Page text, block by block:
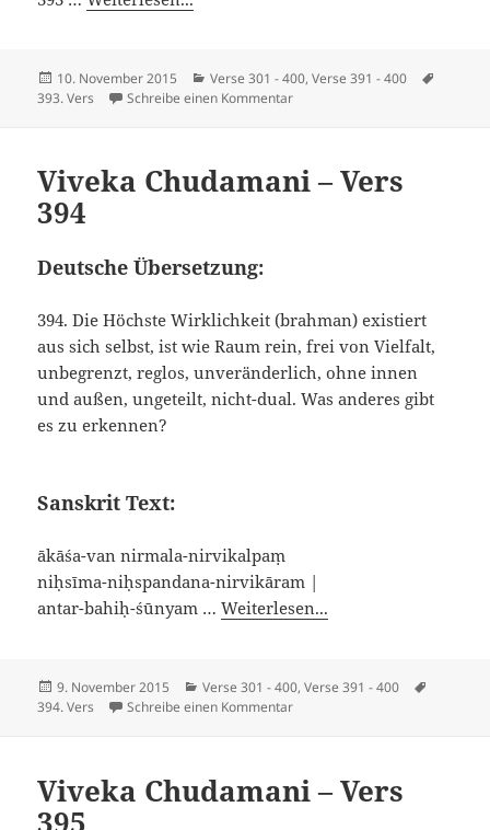
Veröffentlicht
am
10. November 2015 Kategorien
Verse 301 - 400,Verse 391 - 400
393. Vers
Schreibe einen Kommentarzu Viveka Chudamani – Vers 393
Viveka Chudamani – Vers
394
Deutsche Übersetzung:
394. Die Höchste Wirklichkeit (brahman) existiert
aus sich selbst, ist wie Raum rein, frei von Vielfalt,
unbegrenzt, reglos, unveränderlich, ohne innen
und außen, ungeteilt, nicht-dual. Was anderes gibt
es zu erkennen?
Sanskrit Text:
ākāśa-van nirmala-nirvikalpaṃ
niḥsīma-niḥspandana-nirvikāram |
antar-bahiḥ-śūnyam …Weiterlesen...
Veröffentlicht
am
9. November 2015 Kategorien
Verse 301 - 400,Verse 391 - 400
394. Vers
Schreibe einen Kommentarzu Viveka Chudamani – Vers 394
Viveka Chudamani – Vers
395